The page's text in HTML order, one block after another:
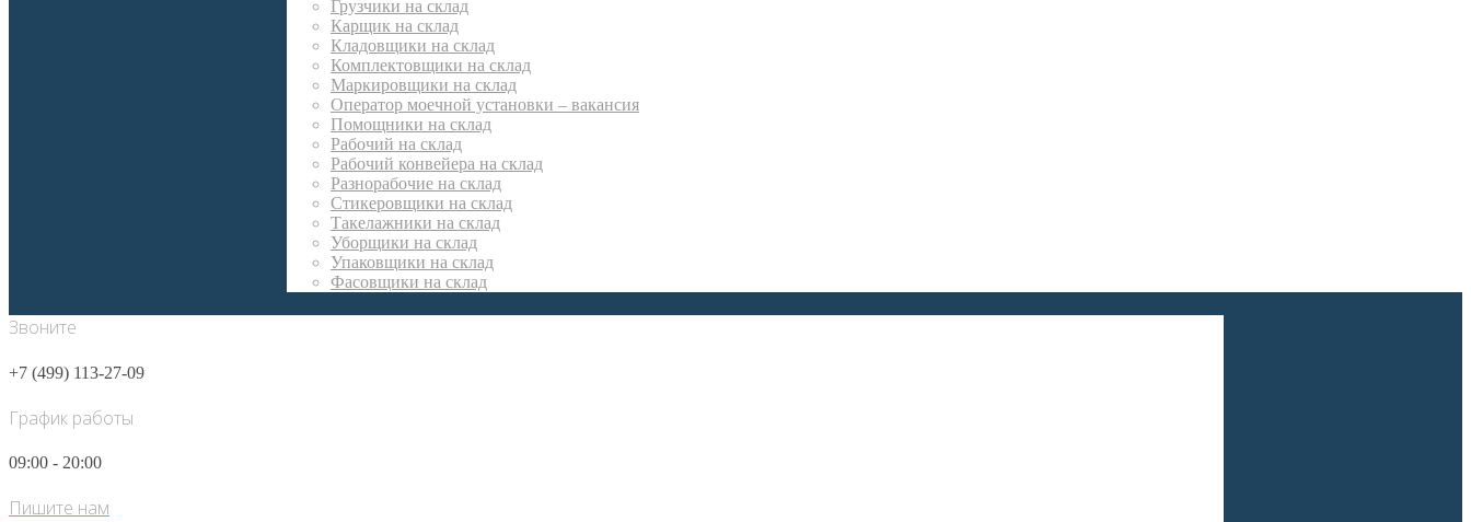
Грузчики на склад
Карщик на склад
Кладовщики на склад
Комплектовщики на склад
Маркировщики на склад
Оператор моечной установки – вакансия
Помощники на склад
Рабочий на склад
Рабочий конвейера на склад
Разнорабочие на склад
Стикеровщики на склад
Такелажники на склад
Уборщики на склад
Упаковщики на склад
Фасовщики на склад
Звоните
+7 (499) 113-27-09
График работы
09:00 - 20:00
Пишите нам